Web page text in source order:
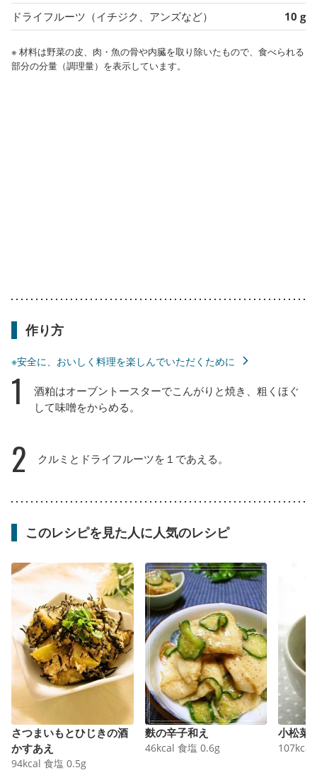
ドライフルーツ（イチジク、アンズなど） 10 g
※ 材料は野菜の皮、肉・魚の骨や内臓を取り除いたもので、食べられる
部分の分量（調理量）を表示しています。
作り方
※安全に、おいしく料理を楽しんでいただくために
1
酒粕はオーブントースターでこんがりと焼き、粗くほぐ
して味噌をからめる。
2 クルミとドライフルーツを１であえる。
このレシピを見た人に人気のレシピ
さつまいもとひじきの酒
かすあえ
94kcal 食塩 0.5g
麩の辛子和え
46kcal 食塩 0.6g
小松菜
107kcal